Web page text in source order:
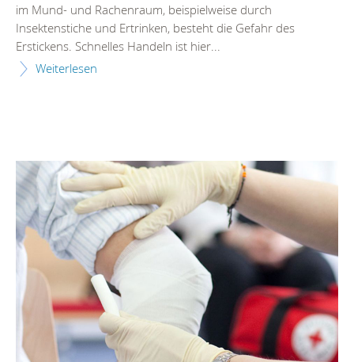
im Mund- und Rachenraum, beispielweise durch
Insektenstiche und Ertrinken, besteht die Gefahr des
Erstickens. Schnelles Handeln ist hier...
Weiterlesen